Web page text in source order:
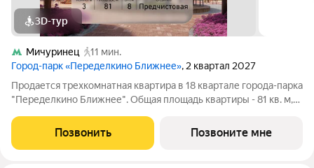
3D-тур
Мичуринец
11 мин.
Город-парк «Переделкино Ближнее», 2 квартал 2027
Продается трехкомнатная квартира в 18 квартале города-парка
"Переделкино Ближнее". Общая площадь квартиры - 81 кв. м,
монолитный. ТОЛЬКО ДО 31 АВГУСТА выгодные условия на
приобретение квартиры
Позвонить Позвоните мне